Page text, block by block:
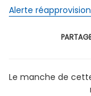
Alerte
Le manche de